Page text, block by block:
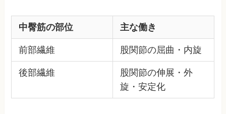
中臀筋の部位 主な働き
前部繊維 股関節の屈曲・内旋
後部繊維
股関節の伸展・外
旋・安定化